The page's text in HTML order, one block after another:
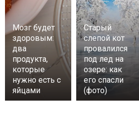
Мозг будет
здоровым:
два
продукта,
которые
нужно есть с
яйцами
Старый
слепой кот
провалился
под лед на
озере: как
его спасли
(фото)